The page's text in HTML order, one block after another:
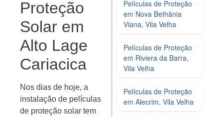
Proteção
Solar em
Alto Lage
Cariacica
Nos dias de hoje, a
instalação de películas
de proteção solar tem
Películas de Proteção
em Nova Bethânia
Viana, Vila Velha
Películas de Proteção
em Riviera da Barra,
Vila Velha
Películas de Proteção
em Alecrim, Vila Velha